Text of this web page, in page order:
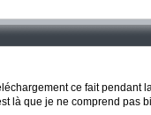
ce fait
là que je ne comprend